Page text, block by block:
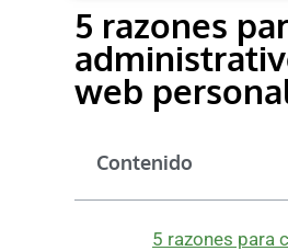
5 razones
web
Contenido
5 razones para